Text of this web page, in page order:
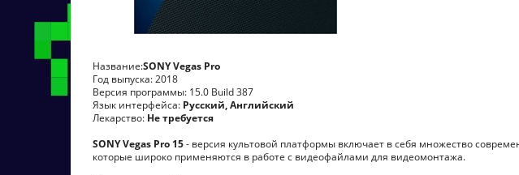
Название:SONY Vegas Pro
Год выпуска: 2018
Версия программы: 15.0 Build 387
Язык интерфейса: Русский, Английский
Лекарство: Не требуется
SONY Vegas Pro 15- версия культовой платформы включает в себя множество
которые широко применяются в работе с видеофайлами для видеомонтажа.